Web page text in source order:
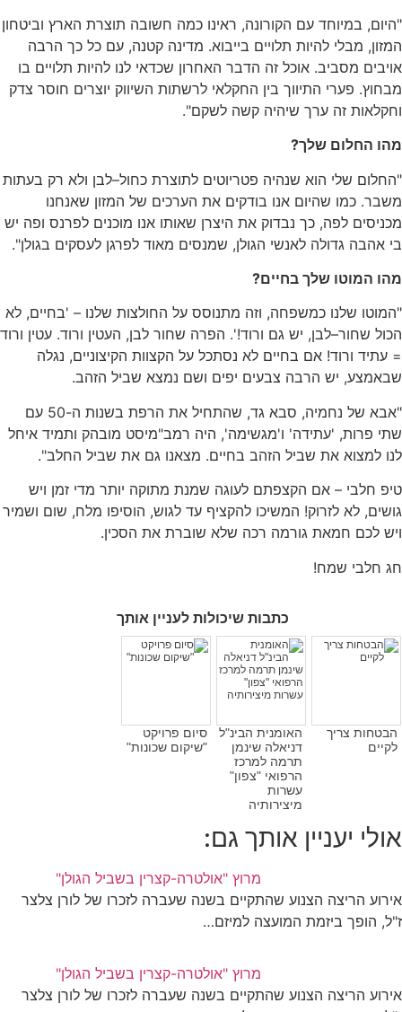
,במיוחד עם הקורונה,ראינו כמה חשובה תוצרת הארץ וביטחון
,מבלי להיות תלויים בייבוא.מדינה קטנה,עם כל כך הרבה
מסביב.אוכל זה הדבר האחרון שכדאי לנו להיות תלויים בו
.פערי התיווך בין החקלאי לרשתות השיווק יוצרים חוסר צדק
זה ערך שיהיה קשה לשקם".
החלום שלך?
שלי הוא שנהיה פטריוטים לתוצרת כחול–לבן ולא רק בעתות
.כמו שהיום אנו בודקים את הערכים של המזון שאנחנו
לפה,כך נבדוק את היצרן שאותו אנו מוכנים לפרנס ופה יש
אהבה גדולה לאנשי הגולן,שמנסים מאוד לפרגן לעסקים בגולן".
המוטו שלך בחיים?
שלנו כמשפחה,וזה מתנוסס על החולצות שלנו– ' בחיים,לא
שחור–לבן,יש גם ורוד!'.הפרה שחור לבן,העטין ורוד.עטין ורוד
עתיד ורוד!אם בחיים לא נסתכל על הקצוות הקיצוניים,נגלה
,יש הרבה צבעים יפים ושם נמצא שביל הזהב.
של נחמיה,סבא גד,שהתחיל את הרפת בשנות ה-50
עם
פרות, ' עתידה'ו מגשימה',היה רמב"מיסט מובהק ותמיד איחל
למצוא את שביל הזהב בחיים.מצאנו גם את שביל החלב".
חלבי–אם הקצפתם לעוגה שמנת מתוקה יותר מדי זמן ויש
,לא לזרוק!המשיכו להקציף עד לגוש,הוסיפו מלח,שום ושמיר
לכם חמאת גורמה רכה שלא שוברת את הסכין.
חלבי שמח!
כתבות שיכולות לעניין אותך
צריך
האומנית הבינ"ל
דניאלה שינמן
תרמה למרכז
הרפואי "צפון"
עשרות
מיצירותיה
סיום פרויקט
"שיקום שכונות"
יעניין אותך גם:
מרוץ "אולטרה-קצרין בשביל הגולן"
הריצה הצנוע שהתקיים בשנה שעברה לזכרו של לורן צלצר
הופך ביזמת המועצה למיזם…
מרוץ "אולטרה-קצרין בשביל הגולן"
הריצה הצנוע שהתקיים בשנה שעברה לזכרו של לורן צלצר